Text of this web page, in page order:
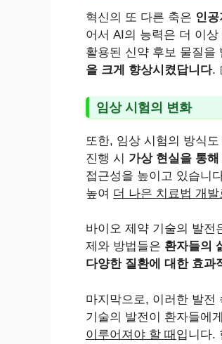
혁신의 또 다른 축은 인
어서 AI의 능력은 더 이
활용된 신약 후보 물질을
을 크게 향상시켰답니다.
임상 시험의 변화
또한, 임상 시험의 방식
진행 시 가상 현실을 통
접근성을 높이고 있습니
높여 더 나은 치료법 개
바이오 제약 기술의 발전
제와 방법들은 환자들의
다양한 질환에 대한 효과
마지막으로, 이러한 발전
기술의 발전이 환자들에
이루어져야 할 때 입니다.